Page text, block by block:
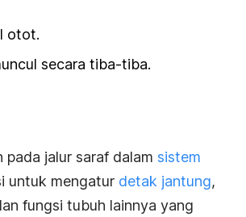
otot.
secara tiba-tiba.
jalur saraf dalam sistem
untuk mengatur detak jantung,
fungsi tubuh lainnya yang